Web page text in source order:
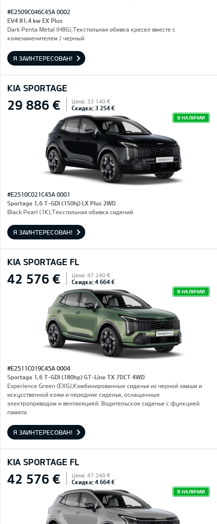
#E2509C046C45A 0002
EV4 81,4 kw EX Plus
Dark Penta Metal (H8G),Текстильная обивка кресел вместе с
кожезаменителем / черный
Я ЗАИНТЕРЕСОВАН!
KIA SPORTAGE
29 886 € Цена: 33 140 €
Скидка: 3 254 €
В НАЛИЧИИ
#E2510C021C45A 0001
Sportage 1,6 T-GDI (150hj) LX Plus 2WD
Black Pearl (1K),Текстильная обивка сидений
Я ЗАИНТЕРЕСОВАН!
KIA SPORTAGE FL
42 576 € Цена: 47 240 €
Скидка: 4 664 €
В НАЛИЧИИ
#E2511C019C45A 0004
Sportage 1,6 T-GDI (180hp) GT-Line TX 7DCT 4WD
Experience Green (EXG),Комбинированные сиденья из черной замши и
искусственной кожи и передние сиденья, оснащенные
электроприводом и вентиляцией. Водительское сиденье с функцией
памяти.
Я ЗАИНТЕРЕСОВАН!
KIA SPORTAGE FL
42 576 € Цена: 47 240 €
Скидка: 4 664 €
В НАЛИЧИИ